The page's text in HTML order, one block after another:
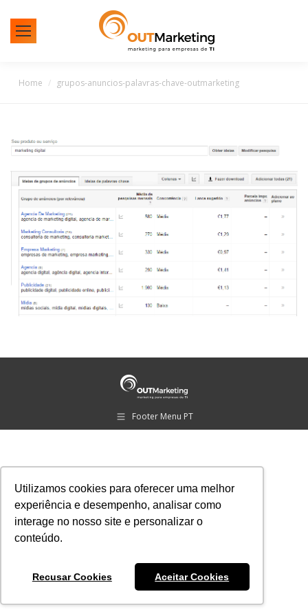
Utilizamos cookies para oferecer uma melhor
experiência e desempenho, analisar como
interage no nosso site e personalizar o
conteúdo.
Recusar Cookies Aceitar Cookies
You are here:
Home grupos-anuncios-palavras-chave-outmarketing
Footer Menu PT